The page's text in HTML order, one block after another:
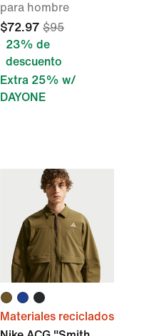
para hombre
$72.97 $95
23% de
descuento
Extra 25% w/
DAYONE
Materiales reciclados